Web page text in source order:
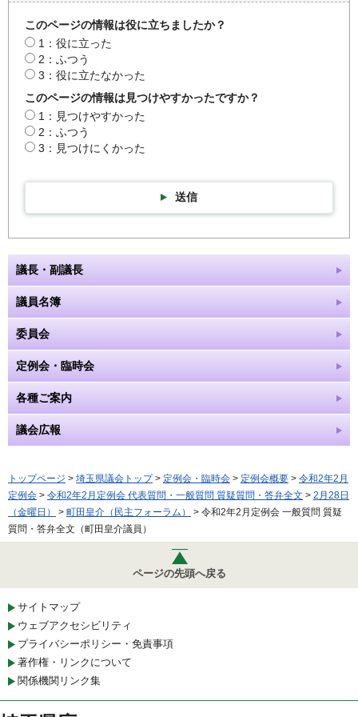
このページの情報は役に立ちましたか？
1：役に立った
2：ふつう
3：役に立たなかった
このページの情報は見つけやすかったですか？
1：見つけやすかった
2：ふつう
3：見つけにくかった
送信
議長・副議長
議員名簿
委員会
定例会・臨時会
各種ご案内
議会広報
トップページ > 埼玉県議会トップ> 定例会・臨時会 > 定例会概要 > 令和2年2月
定例会 > 令和2年2月定例会 代表質問・一般質問 質疑質問・答弁全文 > 2月28日
（金曜日）
> 町田皇介（民主フォーラム）
> 令和2年2月定例会 一般質問 質疑
質問・答弁全文（町田皇介議員）
ページの先頭へ戻る
サイトマップ
ウェブアクセシビリティ
プライバシーポリシー・免責事項
著作権・リンクについて
関係機関リンク集